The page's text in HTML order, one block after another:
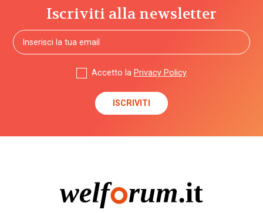
Iscriviti alla newsletter
Accetto la Privacy Policy